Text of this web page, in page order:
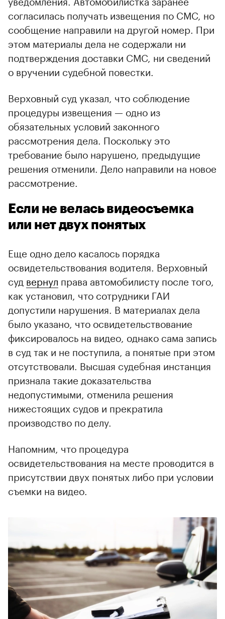
согласилась получать извещения по СМС, но
сообщение направили на другой номер. При
этом материалы дела не содержали ни
подтверждения доставки СМС, ни сведений
о вручении судебной повестки.
Верховный суд указал, что соблюдение
процедуры извещения — одно из
обязательных условий законного
рассмотрения дела. Поскольку это
требование было нарушено, предыдущие
решения отменили. Дело направили на новое
рассмотрение.
Если не велась видеосъемка
или нет двух понятых
Еще одно дело касалось порядка
освидетельствования водителя. Верховный
суд вернул права автомобилисту после того,
как установил, что сотрудники ГАИ
допустили нарушения. В материалах дела
было указано, что освидетельствование
фиксировалось на видео, однако сама запись
в суд так и не поступила, а понятые при этом
отсутствовали. Высшая судебная инстанция
признала такие доказательства
недопустимыми, отменила решения
нижестоящих судов и прекратила
производство по делу.
Напомним, что процедура
освидетельствования на месте проводится в
присутствии двух понятых либо при условии
съемки на видео.